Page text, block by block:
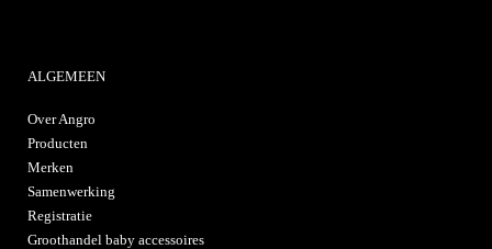
ALGEMEEN
Over Angro
Producten
Merken
Samenwerking
Registratie
Groothandel baby accessoires